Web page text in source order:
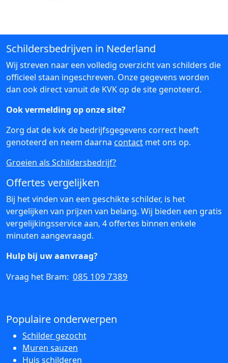
Schildersbedrijven in Nederland
Wij streven naar een volledig overzicht van schilders die
officieel staan ingeschreven. Onze gegevens worden
dan ook direct vanuit de KVK op de site genoteerd.
Ook vermelding op onze site?
Zorg dat de kvk de bedrijfsgegevens correct heeft
genoteerd en neem daarna contact met ons op.
Groeien als Schildersbedrijf?
Offertes vergelijken
Bij het vinden van een geschikte schilder, is het
vergelijken van prijzen van belang. Wij bieden een gratis
vergelijkingsservice aan, 4 offertes binnen enkele
minuten aangevraagd.
Hulp bij uw aanvraag?
Vraag het Bram: 085 109 7389
Populaire onderwerpen
Schilder gezocht
Muren sauzen
Huis schilderen